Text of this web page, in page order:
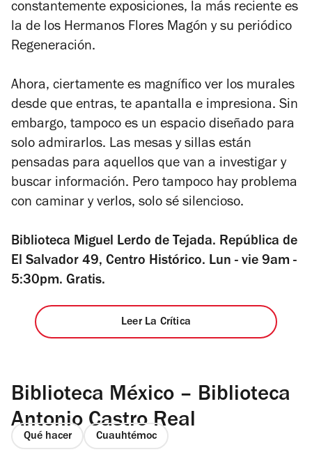
constantemente exposiciones, la más reciente es
la de los Hermanos Flores Magón y su periódico
Regeneración.
Ahora, ciertamente es magnífico ver los murales
desde que entras, te apantalla e impresiona. Sin
embargo, tampoco es un espacio diseñado para
solo admirarlos. Las mesas y sillas están
pensadas para aquellos que van a investigar y
buscar información. Pero tampoco hay problema
con caminar y verlos, solo sé silencioso.
Biblioteca Miguel Lerdo de Tejada. República de
El Salvador 49, Centro Histórico. Lun - vie 9am -
5:30pm. Gratis.
Leer La Crítica
Biblioteca México – Biblioteca
Antonio Castro Real
Qué hacer Cuauhtémoc